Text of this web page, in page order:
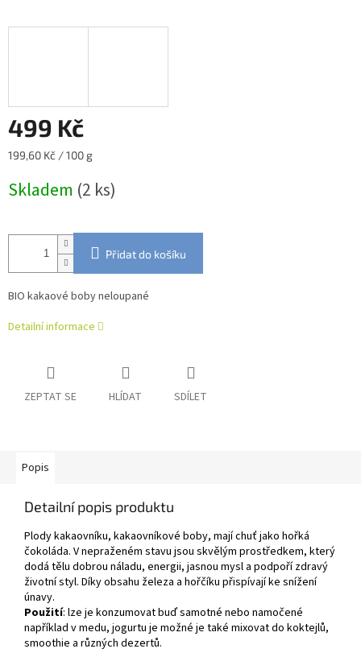
499 Kč
Měrná
199,60 Kč / 100 g
Skladem (2 ks)
Přidat do košíku
BIO kakaové boby neloupané
Detailní informace
ZEPTAT SE HLÍDAT SDÍLET
Popis
Detailní popis produktu
Plody kakaovníku, kakaovníkové boby, mají chuť jako hořká
čokoláda. V nepraženém stavu jsou skvělým prostředkem, který
dodá tělu dobrou náladu, energii, jasnou mysl a podpoří zdravý
životní styl. Díky obsahu železa a hořčíku přispívají ke snížení
únavy.
Použití: lze je konzumovat buď samotné nebo namočené
například v medu, jogurtu je možné je také mixovat do koktejlů,
smoothie a různých dezertů.